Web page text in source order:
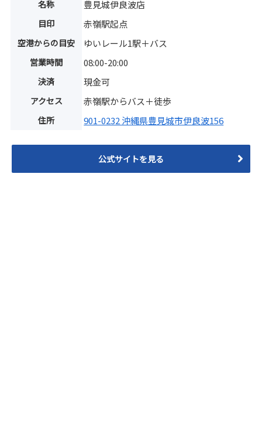
名称 豊見城伊良波店
目印 赤嶺駅起点
空港からの目安 ゆいレール1駅＋バス
営業時間 08:00-20:00
決済 現金可
アクセス 赤嶺駅からバス＋徒歩
住所 901-0232 沖縄県豊見城市伊良波156
公式サイトを見る